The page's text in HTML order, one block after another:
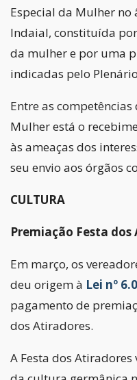
Especial da Mulher
Indaial, constituída
da mulher e por uma
indicadas pelo
Entre as
Mulher está o
às ameaças dos
seu envio aos órgãos
CULTURA
Premiação Festa
Em março, os
deu origem à Lei nº
pagamento de
dos Atiradores.
A Festa dos